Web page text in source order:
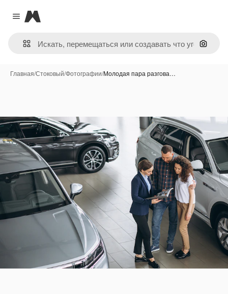
Close menu
Magnific
Поиск
Главная/Стоковый/Фотографии/Молодая пара разгова…